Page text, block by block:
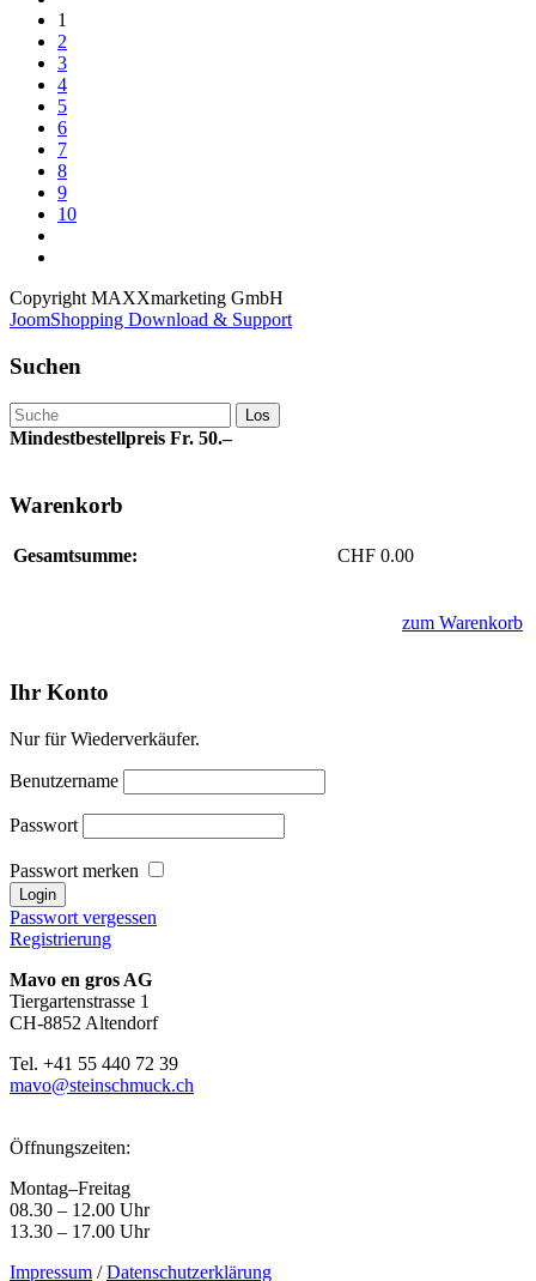
1
2
3
4
5
6
7
8
9
10
Copyright MAXXmarketing GmbH
JoomShopping Download & Support
Suchen
Mindestbestellpreis Fr. 50.–
Warenkorb
Gesamtsumme: CHF 0.00
zum Warenkorb
Ihr Konto
Nur für Wiederverkäufer.
Benutzername
Passwort
Passwort merken
Passwort vergessen
Registrierung
Mavo en gros AG
Tiergartenstrasse 1
CH-8852 Altendorf
Tel. +41 55 440 72 39
mavo@steinschmuck.ch
Öffnungszeiten:
Montag–Freitag
08.30 – 12.00 Uhr
13.30 – 17.00 Uhr
Impressum /Datenschutzerklärung